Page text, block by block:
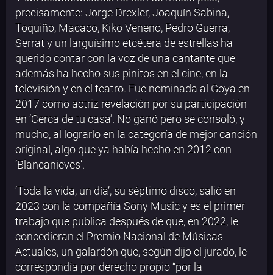
precisamente: Jorge Drexler, Joaquín Sabina,
Toquiño, Macaco, Kiko Veneno, Pedro Guerra,
Serrat y un larguísimo etcétera de estrellas ha
querido contar con la voz de una cantante que
además ha hecho sus pinitos en el cine, en la
televisión y en el teatro. Fue nominada al Goya en
2017 como actriz revelación por su participación
en ‘Cerca de tu casa’. No ganó pero se consoló, y
mucho, al lograrlo en la categoría de mejor canción
original, algo que ya había hecho en 2012 con
‘Blancanieves’.
‘Toda la vida, un día’, su séptimo disco, salió en
2023 con la compañía Sony Music y es el primer
trabajo que publica después de que, en 2022, le
concedieran el Premio Nacional de Músicas
Actuales, un galardón que, según dijo el jurado, le
correspondía por derecho propio “por la